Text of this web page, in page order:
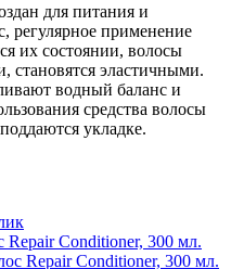
для питания и
регулярное применение
их состоянии, волосы
становятся эластичными.
водный баланс и
средства волосы
укладке.
Repair Conditioner, 300 мл.